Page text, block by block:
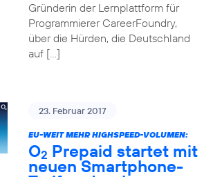
Gründerin der Lernplattform für
Programmierer CareerFoundry,
über die Hürden, die Deutschland
auf […]
23. Februar 2017
EU-WEIT MEHR HIGHSPEED-VOLUMEN:
O2 Prepaid startet mit
neuen Smartphone-